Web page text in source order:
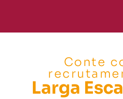
Conte
Larga